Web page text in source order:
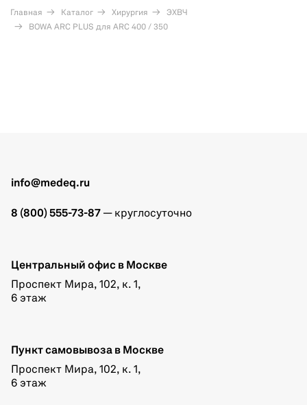
Главная Каталог Хирургия
ЭХВЧ
BOWA ARC PLUS для ARC 400 / 350
info@medeq.ru
8 (800) 555-73-87 — круглосуточно
Центральный офис в Москве
Проспект Мира, 102, к. 1,
6 этаж
Пункт самовывоза в Москве
Проспект Мира, 102, к. 1,
6 этаж